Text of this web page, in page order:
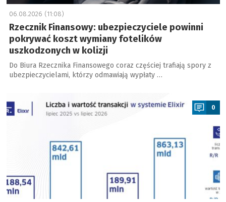
06.08.2026 (11:08)
Rzecznik Finansowy: ubezpieczyciele powinni
pokrywać koszt wymiany fotelików
uszkodzonych w kolizji
Do Biura Rzecznika Finansowego coraz częściej trafiają spory z
ubezpieczycielami, którzy odmawiają wypłaty …
0